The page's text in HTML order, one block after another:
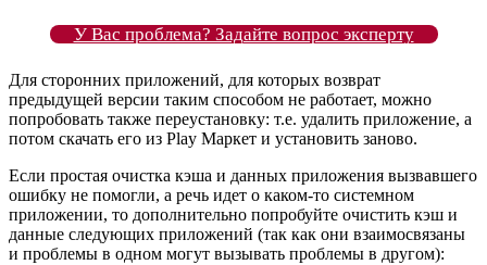
У Вас проблема? Задайте вопрос эксперту
Для сторонних приложений, для которых возврат
предыдущей версии таким способом не работает, можно
попробовать также переустановку: т.е. удалить приложение, а
потом скачать его из Play Маркет и установить заново.
Если простая очистка кэша и данных приложения вызвавшего
ошибку не помогли, а речь идет о каком-то системном
приложении, то дополнительно попробуйте очистить кэш и
данные следующих приложений (так как они взаимосвязаны
и проблемы в одном могут вызывать проблемы в другом):